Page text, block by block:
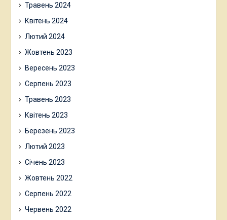
Травень 2024
Квітень 2024
Лютий 2024
Жовтень 2023
Вересень 2023
Серпень 2023
Травень 2023
Квітень 2023
Березень 2023
Лютий 2023
Січень 2023
Жовтень 2022
Серпень 2022
Червень 2022